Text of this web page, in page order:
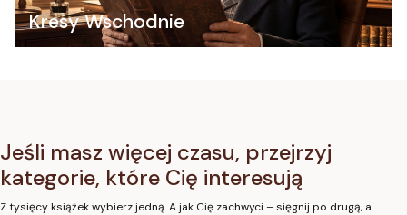
Kresy Wschodnie
Jeśli masz więcej czasu, przejrzyj
kategorie, które Cię interesują
Z tysięcy książek wybierz jedną. A jak Cię zachwyci – sięgnij po drugą, a